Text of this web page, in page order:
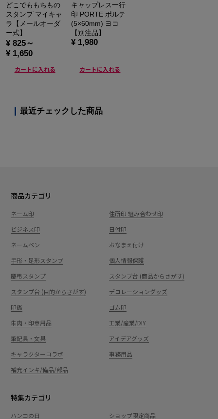
どこでももちもの
スタンプ マイキャ
ラ【メールオーダ
ー式】
¥ 825～
¥ 1,650
カートに入れる
キャップレス一行
印 PORTE ポルテ
(5×60mm) ヨコ
【別注品】
¥ 1,980
カートに入れる
最近チェックした商品
商品カテゴリ
ネーム印
住所印 組み合わせ印
ビジネス印
日付印
ネームペン
おなまえ付け
手形・足形スタンプ
個人情報保護
慶弔スタンプ
スタンプ台 (商品からさがす)
スタンプ台 (目的からさがす)
デコレーショングッズ
印鑑
ゴム印
朱肉・印章用品
工業/産業/DIY
筆記具・文具
アイデアグッズ
キャラクターコラボ
事務用品
補充インキ/備品/部品
特集カテゴリ
ハンコの日 ショップ限定商品